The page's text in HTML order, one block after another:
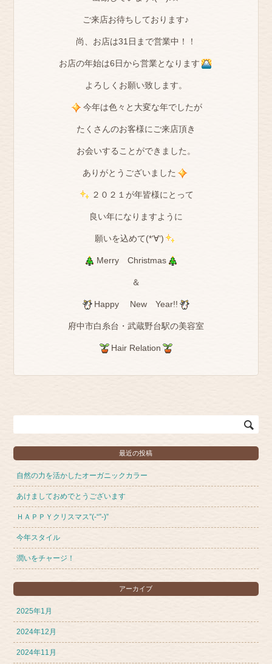
ご来店お待ちしております♪
尚、お店は31日まで営業中！！
お店の年始は6日から営業となります
よろしくお願い致します。
今年は色々と大変な年でしたが
たくさんのお客様にご来店頂き
お会いすることができました。
ありがとうございました
２０２１が年皆様にとって
良い年になりますように
願いを込めて(*‘∀‘)
Merry Christmas
＆
Happy New Year!!
府中市白糸台・武蔵野台駅の美容室
Hair Relation
for:
最近の投稿
自然の力を活かしたオーガニックカラー
あけましておめでとうございます
ＨＡＰＰＹクリスマス”(-“”-)”
今年スタイル
潤いをチャージ！
アーカイブ
2025年1月
2024年12月
2024年11月